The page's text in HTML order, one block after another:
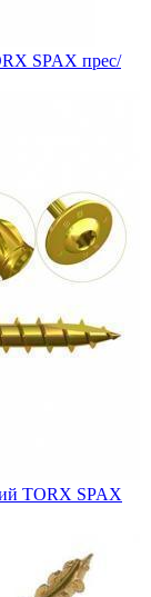
SPAX прес/
TORX SPAX